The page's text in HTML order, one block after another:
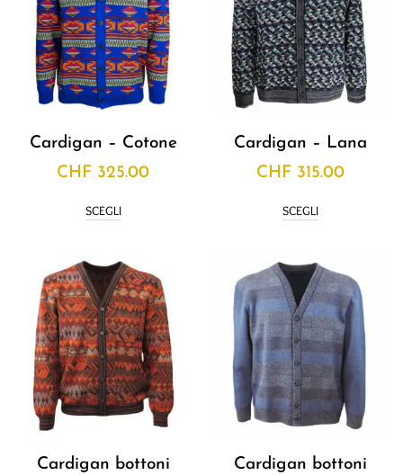
Cardigan – Cotone
CHF 325.00
SCEGLI
Cardigan – Lana
CHF 315.00
SCEGLI
Cardigan bottoni
Cardigan bottoni